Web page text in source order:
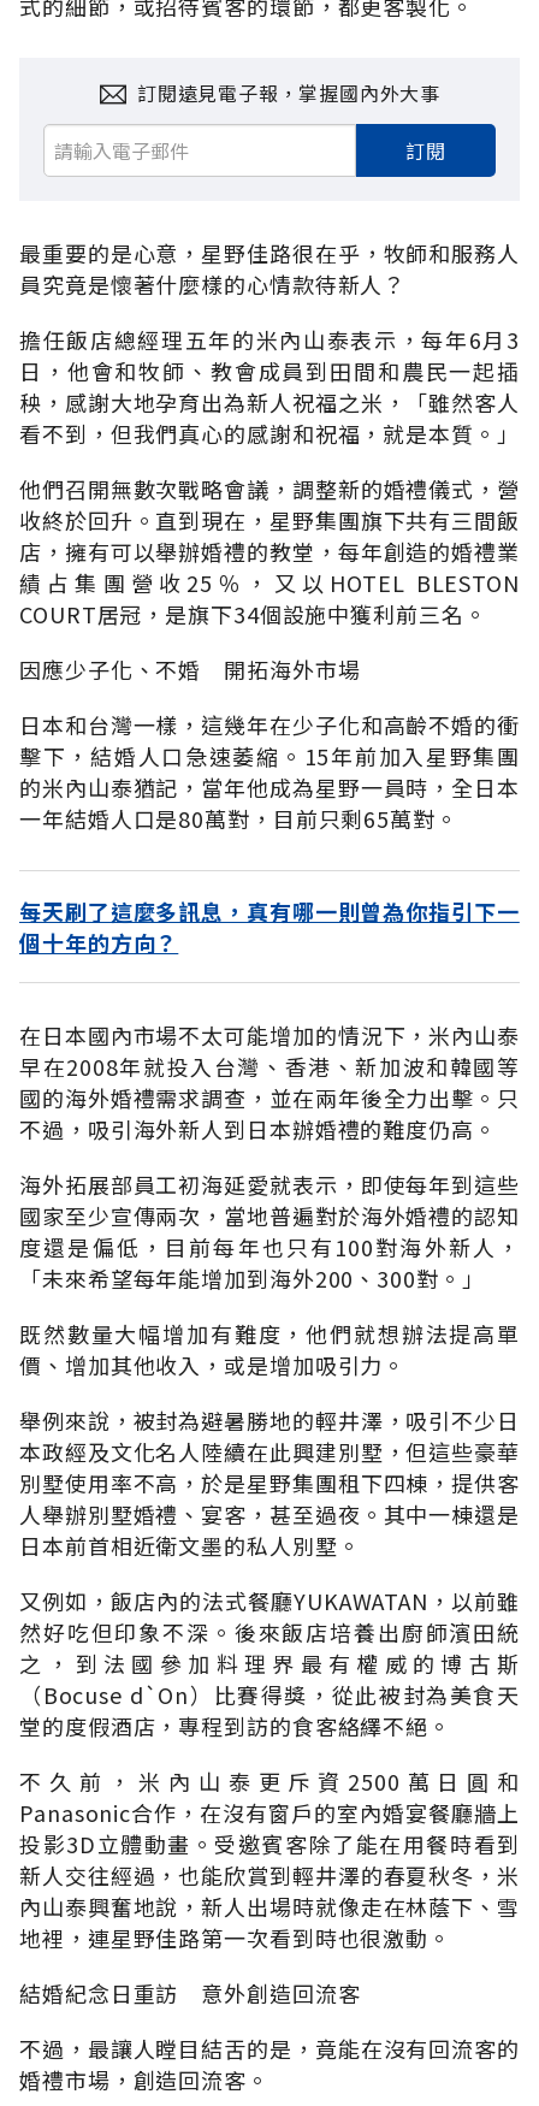
訂閱遠見電子報，掌握國內外大事
訂閱
最重要的是心意，星野佳路很在乎，牧師和服務人
員究竟是懷著什麼樣的心情款待新人？
擔任飯店總經理五年的米內山泰表示，每年6月3
日，他會和牧師、教會成員到田間和農民一起插
秧，感謝大地孕育出為新人祝福之米，「雖然客人
看不到，但我們真心的感謝和祝福，就是本質。」
他們召開無數次戰略會議，調整新的婚禮儀式，營
收終於回升。直到現在，星野集團旗下共有三間飯
店，擁有可以舉辦婚禮的教堂，每年創造的婚禮業
績占集團營收25％，又以HOTEL BLESTON
COURT居冠，是旗下34個設施中獲利前三名。
因應少子化、不婚 開拓海外市場
日本和台灣一樣，這幾年在少子化和高齡不婚的衝
擊下，結婚人口急速萎縮。15年前加入星野集團
的米內山泰猶記，當年他成為星野一員時，全日本
一年結婚人口是80萬對，目前只剩65萬對。
每天刷了這麼多訊息，真有哪一則曾為你指引下一
個十年的方向？
在日本國內市場不太可能增加的情況下，米內山泰
早在2008年就投入台灣、香港、新加波和韓國等
國的海外婚禮需求調查，並在兩年後全力出擊。只
不過，吸引海外新人到日本辦婚禮的難度仍高。
海外拓展部員工初海延愛就表示，即使每年到這些
國家至少宣傳兩次，當地普遍對於海外婚禮的認知
度還是偏低，目前每年也只有100對海外新人，
「未來希望每年能增加到海外200、300對。」
既然數量大幅增加有難度，他們就想辦法提高單
價、增加其他收入，或是增加吸引力。
舉例來說，被封為避暑勝地的輕井澤，吸引不少日
本政經及文化名人陸續在此興建別墅，但這些豪華
別墅使用率不高，於是星野集團租下四棟，提供客
人舉辦別墅婚禮、宴客，甚至過夜。其中一棟還是
日本前首相近衛文墨的私人別墅。
又例如，飯店內的法式餐廳YUKAWATAN，以前雖
然好吃但印象不深。後來飯店培養出廚師濱田統
之，到法國參加料理界最有權威的博古斯
（Bocuse d`On）比賽得獎，從此被封為美食天
堂的度假酒店，專程到訪的食客絡繹不絕。
不久前，米內山泰更斥資2500萬日圓和
Panasonic合作，在沒有窗戶的室內婚宴餐廳牆上
投影3D立體動畫。受邀賓客除了能在用餐時看到
新人交往經過，也能欣賞到輕井澤的春夏秋冬，米
內山泰興奮地說，新人出場時就像走在林蔭下、雪
地裡，連星野佳路第一次看到時也很激動。
結婚紀念日重訪 意外創造回流客
不過，最讓人瞠目結舌的是，竟能在沒有回流客的
婚禮市場，創造回流客。